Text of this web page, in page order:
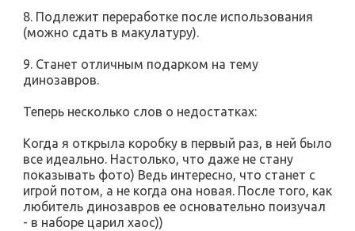
8. Подлежит переработке после использования
(можно сдать в макулатуру).
9. Станет отличным подарком на тему
динозавров.
Теперь несколько слов о недостатках:
Когда я открыла коробку в первый раз, в ней было
все идеально. Настолько, что даже не стану
показывать фото) Ведь интересно, что станет с
игрой потом, а не когда она новая. После того, как
любитель динозавров ее основательно поизучал
- в наборе царил хаос))